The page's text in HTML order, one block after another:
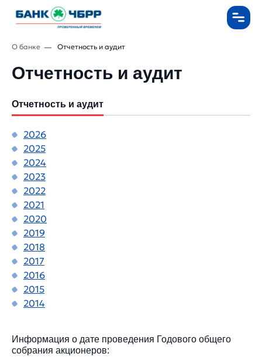
О банке Отчетность и аудит
Отчетность и аудит
Отчетность и аудит
2026
2025
2024
2023
2022
2021
2020
2019
2018
2017
2016
2015
2014
Информация о дате проведения Годового общего
собрания акционеров: